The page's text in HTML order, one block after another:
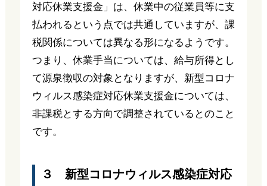
対応休業支援金」は、休業中の従業員等に支
払われるという点では共通していますが、課
税関係については異なる形になるようです。
つまり、休業手当については、給与所得とし
て源泉徴収の対象となりますが、新型コロナ
ウィルス感染症対応休業支援金については、
非課税とする方向で調整されているとのこと
です。
３ 新型コロナウィルス感染症対応